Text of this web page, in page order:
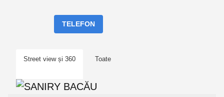
TELEFON
Street view și 360 Toate